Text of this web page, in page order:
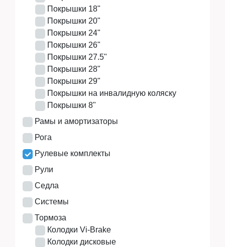
Покрышки 18"
Покрышки 20"
Покрышки 24"
Покрышки 26"
Покрышки 27.5"
Покрышки 28"
Покрышки 29"
Покрышки на инвалидную коляску
Покрышки 8"
Рамы и амортизаторы
Рога
Рулевые комплекты
Рули
Седла
Системы
Тормоза
Колодки Vi-Brake
Колодки дисковые